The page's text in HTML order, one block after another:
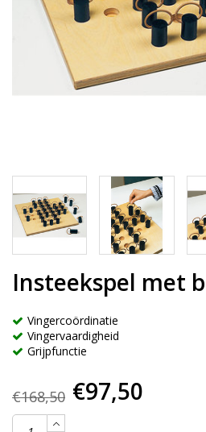
Insteekspel met
Vingercoördinatie
Vingervaardigheid
Grijpfunctie
€168,50 €97,50